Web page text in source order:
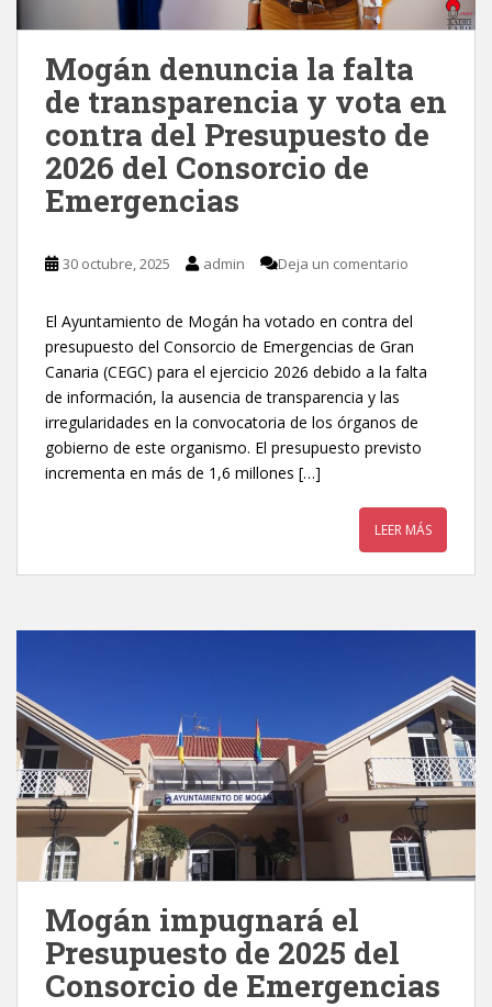
Mogán denuncia la falta
de transparencia y vota en
contra del Presupuesto de
2026 del Consorcio de
Emergencias
30 octubre, 2025 admin Deja un comentario
El Ayuntamiento de Mogán ha votado en contra del
presupuesto del Consorcio de Emergencias de Gran
Canaria (CEGC) para el ejercicio 2026 debido a la falta
de información, la ausencia de transparencia y las
irregularidades en la convocatoria de los órganos de
gobierno de este organismo. El presupuesto previsto
incrementa en más de 1,6 millones […]
LEER MÁS
Mogán impugnará el
Presupuesto de 2025 del
Consorcio de Emergencias